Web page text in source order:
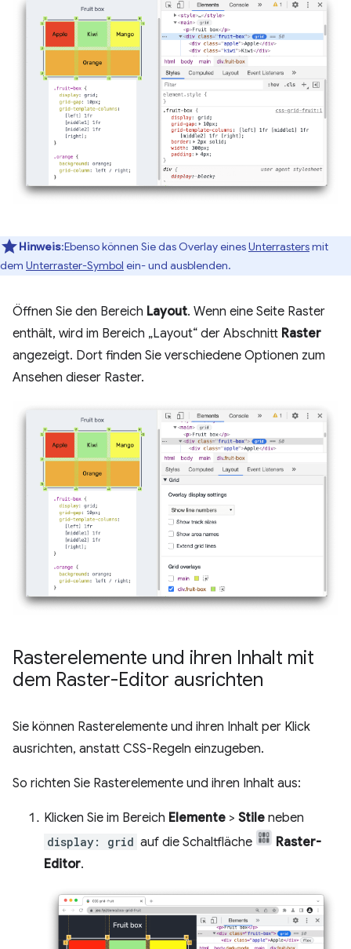
Hinweis:Ebenso können Sie das Overlay einesUnterrastersmit
dem Unterraster-Symbol ein- und ausblenden.
Öffnen Sie den Bereich Layout. Wenn eine Seite Raster
enthält, wird im Bereich „Layout“ der Abschnitt Raster
angezeigt. Dort finden Sie verschiedene Optionen zum
Ansehen dieser Raster.
Rasterelemente und ihren Inhalt mit
dem Raster-Editor ausrichten
Sie können Rasterelemente und ihren Inhalt per Klick
ausrichten, anstatt CSS-Regeln einzugeben.
So richten Sie Rasterelemente und ihren Inhalt aus:
Klicken Sie im Bereich Elemente > Stile neben
display: grid auf die Schaltfläche
Raster-
Editor.